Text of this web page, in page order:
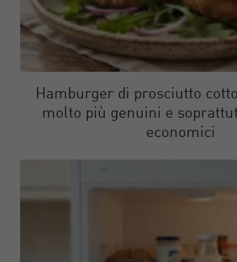
Hamburger di prosciutto
molto più genuini e
economici